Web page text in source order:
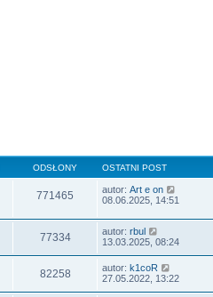
ODSŁONY OSTATNI POST
771465 autor: Art e on
08.06.2025, 14:51
77334 autor: rbul
13.03.2025, 08:24
82258 autor: k1coR
27.05.2022, 13:22